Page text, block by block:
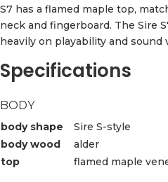
S7 has a flamed maple top,
neck and fingerboard. The Sire
heavily on playability and sound
Specifications
BODY
body shape
Sire S-style
body wood
alder
top
flamed maple